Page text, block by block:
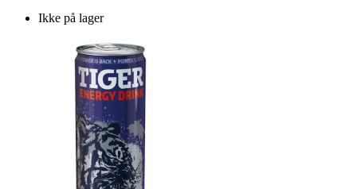
Ikke på lager